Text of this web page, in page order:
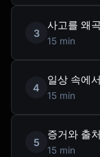
3
사고를 왜
15 min
4
일상 속에
15 min
5
증거와 출
15 min